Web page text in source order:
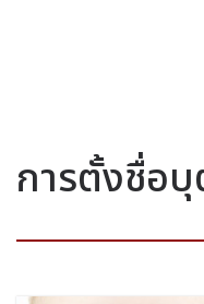
การตั้งชื่อ